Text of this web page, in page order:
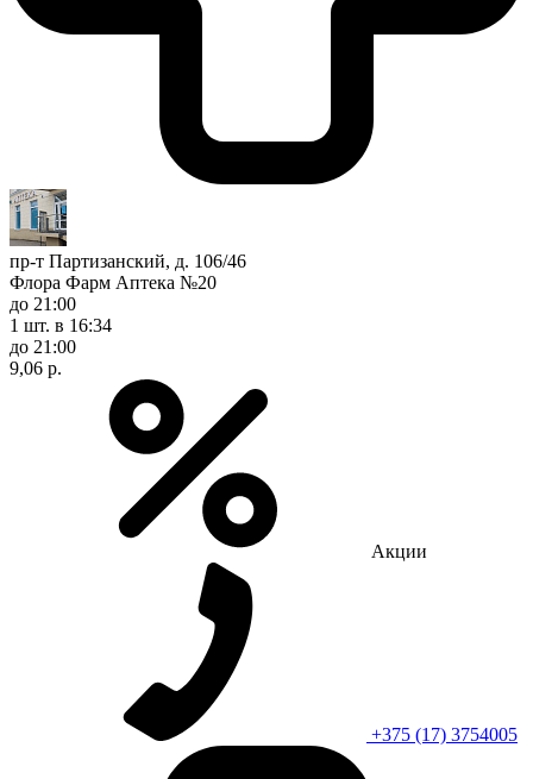
пр-т Партизанский, д. 106/46
Флора Фарм Аптека №20
до 21:00
1 шт. в 16:34
до 21:00
9,06 р.
Акции
+375 (17) 3754005